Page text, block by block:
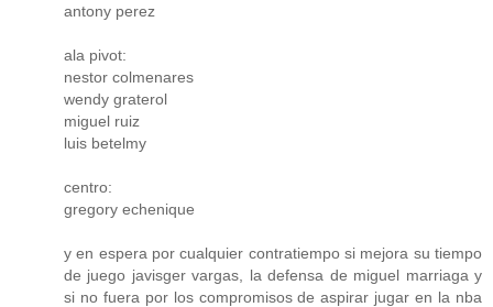
antony perez
ala pivot:
nestor colmenares
wendy graterol
miguel ruiz
luis betelmy
centro:
gregory echenique
y en espera por cualquier contratiempo si mejora su tiempo
de juego javisger vargas, la defensa de miguel marriaga y
si no fuera por los compromisos de aspirar jugar en la nba